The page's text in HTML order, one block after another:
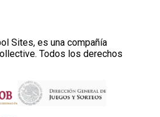
Sites, es una compañía
Todos los derechos